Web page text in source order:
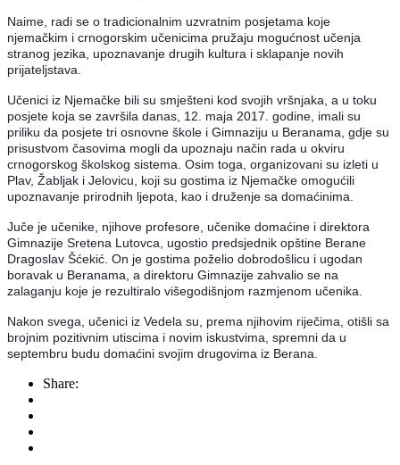
Naime, radi se o tradicionalnim uzvratnim posjetama koje
njemačkim i crnogorskim učenicima pružaju mogućnost učenja
stranog jezika, upoznavanje drugih kultura i sklapanje novih
prijateljstava.
Učenici iz Njemačke bili su smješteni kod svojih vršnjaka, a u toku
posjete koja se završila danas, 12. maja 2017. godine, imali su
priliku da posjete tri osnovne škole i Gimnaziju u Beranama, gdje su
prisustvom časovima mogli da upoznaju način rada u okviru
crnogorskog školskog sistema. Osim toga, organizovani su izleti u
Plav, Žabljak i Jelovicu, koji su gostima iz Njemačke omogućili
upoznavanje prirodnih ljepota, kao i druženje sa domaćinima.
Juče je učenike, njihove profesore, učenike domaćine i direktora
Gimnazije Sretena Lutovca, ugostio predsjednik opštine Berane
Dragoslav Šćekić. On je gostima poželio dobrodošlicu i ugodan
boravak u Beranama, a direktoru Gimnazije zahvalio se na
zalaganju koje je rezultiralo višegodišnjom razmjenom učenika.
Nakon svega, učenici iz Vedela su, prema njihovim riječima, otišli sa
brojnim pozitivnim utiscima i novim iskustvima, spremni da u
septembru budu domaćini svojim drugovima iz Berana.
Share: